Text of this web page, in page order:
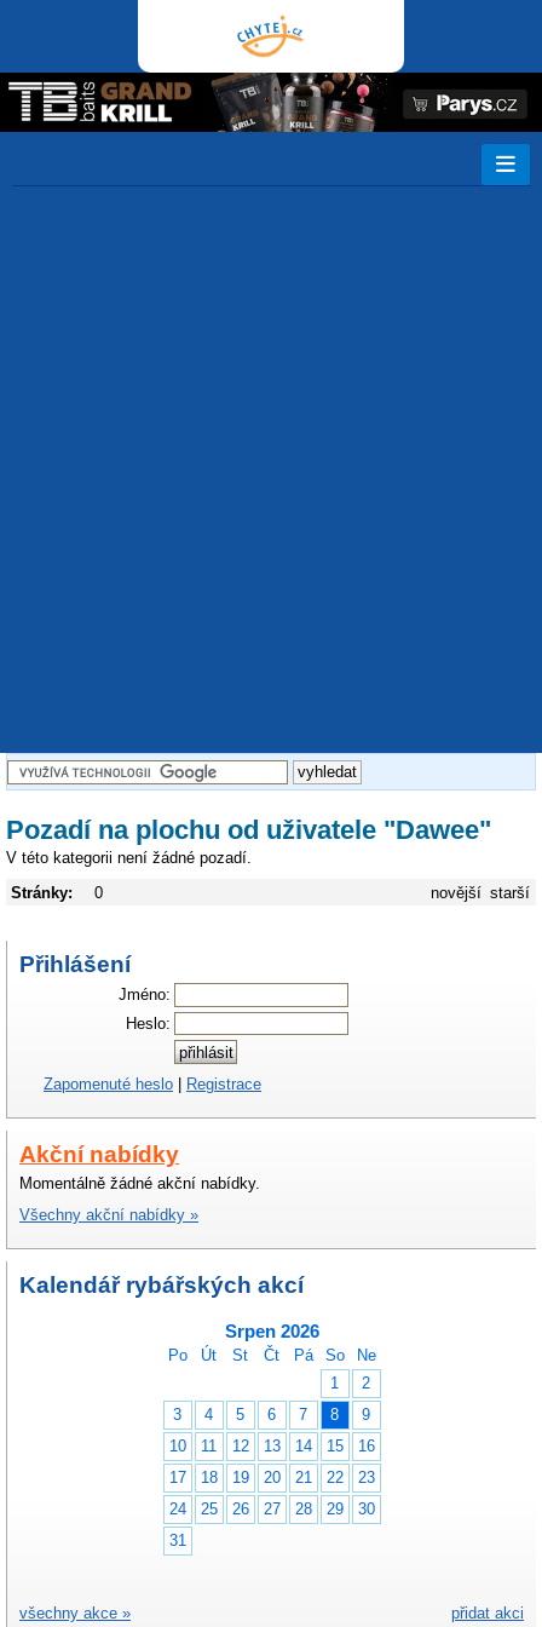
Pozadí na plochu od uživatele "Dawee"
V této kategorii není žádné pozadí.
novější starší
Stránky: 0
Přihlášení
Jméno:
Heslo:
Zapomenuté heslo Registrace
Akční nabídky
Momentálně žádné akční nabídky.
Všechny akční nabídky »
Kalendář rybářských akcí
Srpen 2026
Po Út St Čt Pá So
Ne
1
2
3
4 5 6 7 8
9
10
11 12 13 14 15
16
17
18 19 20 21 22
23
24
25 26 27 28 29
30
31
přidat akci
všechny akce »